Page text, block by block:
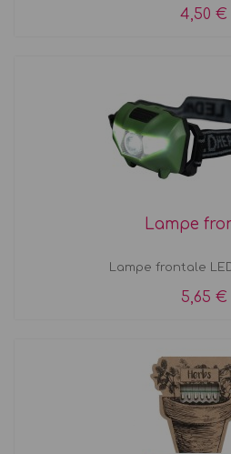
4,50 €
Lampe
Lampe frontale
5,65 €